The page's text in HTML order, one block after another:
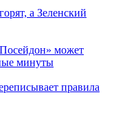
а Зеленский
может
минуты
правила